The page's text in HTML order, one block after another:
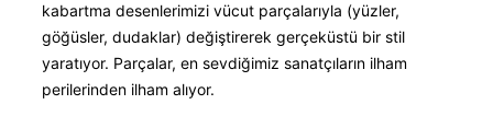
kabartma desenlerimizi vücut parçalarıyla (yüzler,
göğüsler, dudaklar) değiştirerek gerçeküstü bir stil
yaratıyor. Parçalar, en sevdiğimiz sanatçıların ilham
perilerinden ilham alıyor.